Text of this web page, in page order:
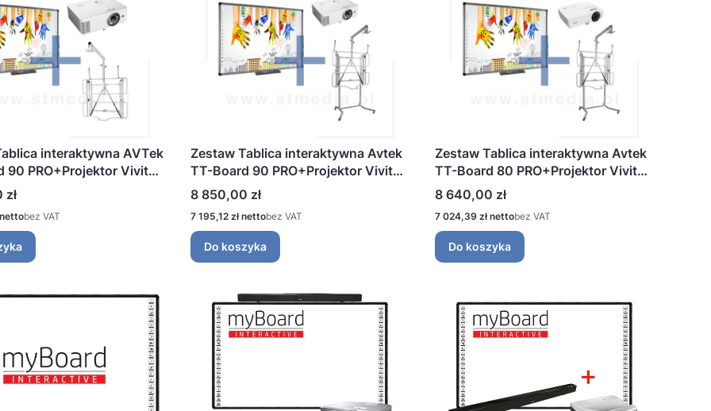
interaktywna AVTek
90 PRO+Projektor Vivitek
ścienny
bez VAT
Zestaw Tablica interaktywna Avtek
TT-Board 90 PRO+Projektor Vivitek
DW355ST+Uchwyt mobilny
regulowany
Cena
8 850,00 zł
Cena
7 195,12 zł bez VAT
Do koszyka
Zestaw Tablica interaktywna Avtek
TT-Board 80 PRO+Projektor Vivitek
DX335ST+Uchwyt mobilny
regulowany
Cena
8 640,00 zł
Cena
7 024,39 zł bez VAT
Do koszyka